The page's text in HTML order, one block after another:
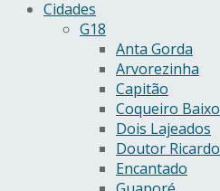
Cidades
G18
Anta Gorda
Arvorezinha
Capitão
Coqueiro Baixo
Dois Lajeados
Doutor Ricardo
Encantado